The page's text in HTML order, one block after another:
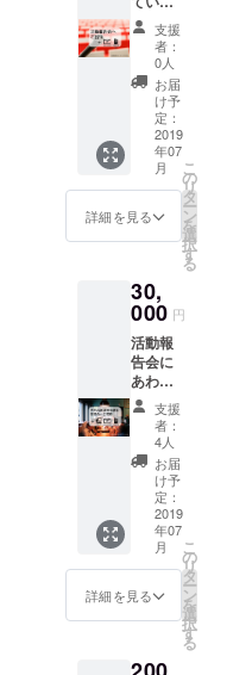
の子供達に
寄付して下
さる、学童
クラブの保
様、地域の
皆様からの
ココロ温ま
る支援が、
う子供達、
そして保護
者のココロ
に届いてい
るのではな
いかと、い
つも感動し
ておりま
れ合
い、ご
支援い
ただい
た効果
を実感
してく
ださ
い。 開
催は、
２０１
日を予
定して
おりま
す。決
定しだ
い詳細
な日時
をお知
らせい
たしま
すの
で、そ
こから
都合の
良い日
程をお
選びく
だきま
したプ
ロジェ
クトに
ついて
の活動
報告会
にご招
待いた
しま
す。 子
供たち
の頑張
子や、
ボラン
ティア
の方々
の活動
の様子
を是非
ご覧く
ださ
い。 ２
０１９
年７
月、つ
くば市
内での
開催を
予定し
追って
支援
者：
0人
お届
け予
定：
2019
年07
月
詳細を見る
こ
の
リ
タ
ー
ン
を
選
択
す
る
30,
000 円
活動報
告会に
あわせ
て、交
流会へ
ご参加
いただ
けま
す。 ロ
ベ代表
の森が
居場所
づくり
につい
てお話
しいた
す。 つ
支援
者：
4人
お届
け予
定：
2019
年07
月
詳細を見る
こ
の
リ
タ
ー
ン
を
選
択
す
る